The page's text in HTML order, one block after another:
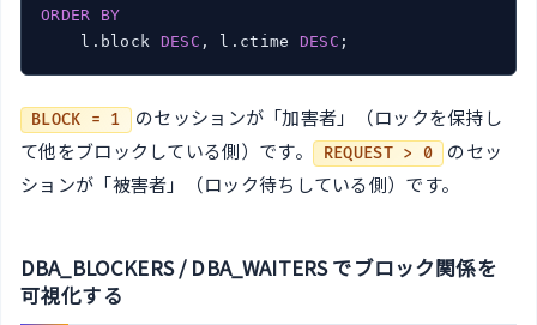
ORDER
BY
    l.block
DESC , l.ctime DESC
BLOCK = 1
のセッションが「加害者」（ロックを保持し
て他をブロックしている側）です。
REQUEST > 0
のセッ
ションが「被害者」（ロック待ちしている側）です。
DBA_BLOCKERS / DBA_WAITERS でブロック関係を
可視化する